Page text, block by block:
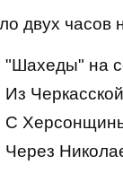
двух часов
"Шахеды" на
Из
С
Через